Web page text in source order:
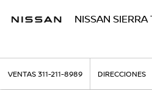
NISSAN SIERRA
VENTAS311-211-8989 DIRECCIONES